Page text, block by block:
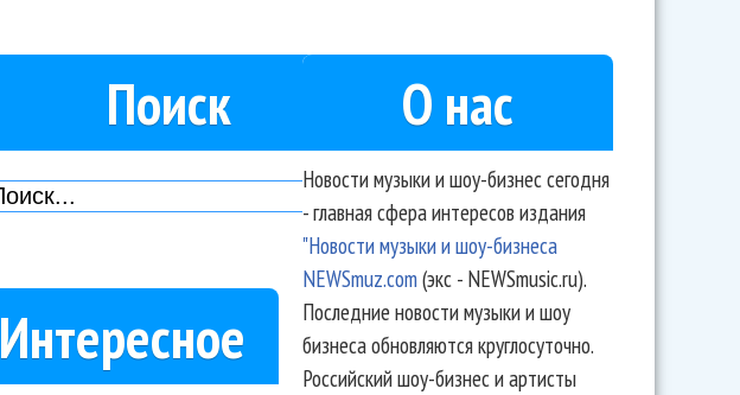
Поиск
Интересное
О нас
Новости музыки и шоу-бизнес сегодня
- главная сфера интересов издания
"Новости музыки и шоу-бизнеса
NEWSmuz.com(экс - NEWSmusic.ru).
Последние новости музыки и шоу
бизнеса обновляются круглосуточно.
Российский шоу-бизнес и артисты